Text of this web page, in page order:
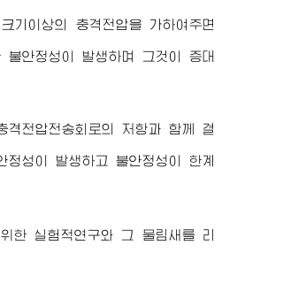
기이상의 충격전압을 가하여주면
안정성이 발생하며 그것이 증대
전압전송회로의 저항과 함께 결
성이 발생하고 불안정성이 한계
한 실험적연구와 그 물림새를 리